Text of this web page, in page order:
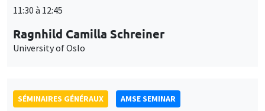
11:30 à 12:45
Ragnhild Camilla Schreiner
University of Oslo
SÉMINAIRES GÉNÉRAUX
AMSE SEMINAR